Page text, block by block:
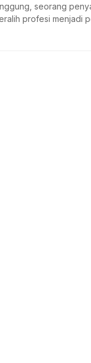
seorang
profesi menjadi